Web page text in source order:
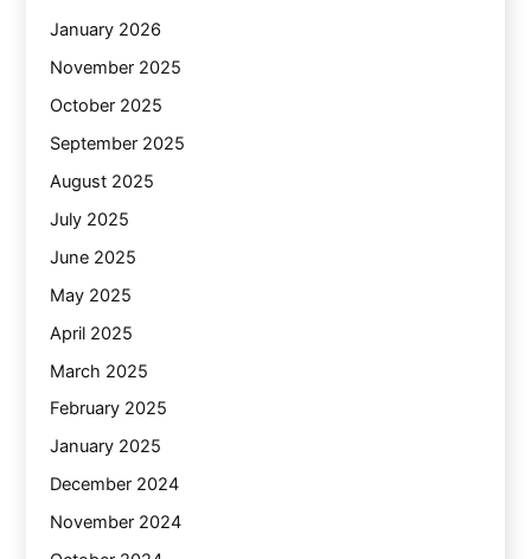
January 2026
November 2025
October 2025
September 2025
August 2025
July 2025
June 2025
May 2025
April 2025
March 2025
February 2025
January 2025
December 2024
November 2024